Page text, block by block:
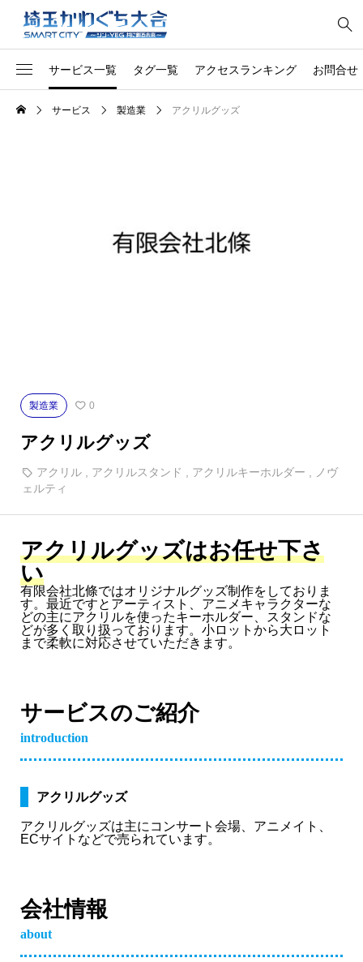
サービス一覧 タグ一覧 アクセスランキング お問合せ
オリジナル
1 除草
サービス 製造業 アクリルグッズ
製造業 0
アクリルグッズ
アクリル , アクリルスタンド , アクリルキーホルダー , ノヴ
ェルティ
アクリルグッズはお任せ下さ
い
有限会社北條ではオリジナルグッズ制作をしておりま
す。最近ですとアーティスト、アニメキャラクターな
どの主にアクリルを使ったキーホルダー、スタンドな
どが多く取り扱っております。小ロットから大ロット
まで柔軟に対応させていただきます。
サービスのご紹介
introduction
アクリルグッズ
アクリルグッズは主にコンサート会場、アニメイト、
ECサイトなどで売られています。
会社情報
about